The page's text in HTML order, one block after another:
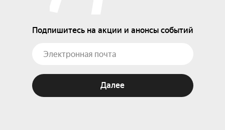
Подпишитесь на акции и анонсы событий
Далее